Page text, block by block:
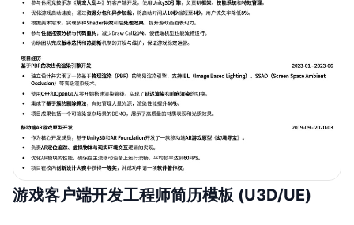
游戏客户端开发工程师简历模板 (U3D/UE)